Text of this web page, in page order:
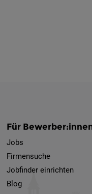
Für
Jobs
Firmensuche
Jobfinder einrichten
Blog